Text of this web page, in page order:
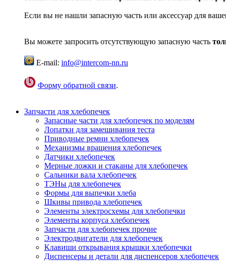
Если вы не нашли запасную часть или аксессуар для
Вы можете запросить отсутствующую запасную часть
E-mail: info@intercom-nn.ru
Форму обратной связи.
Запчасти для хлебопечек
Запасные части для хлебопечек по моделям
Лопатки для замешивания теста
Приводные ремни хлебопечек
Механизмы вращения хлебопечек
Датчики хлебопечек
Мерные ложки и стаканы для хлебопечек
Сальники вала хлебопечек
ТЭНы для хлебопечек
Формы для выпечки хлеба
Шкивы привода хлебопечек
Элементы электросхемы для хлебопечки
Элементы корпуса хлебопечек
Запчасти для хлебопечек прочие
Электродвигатели для хлебопечек
Клавиши открывания крышки хлебопечки
Диспенсеры и детали для диспенсеров хлебопечек